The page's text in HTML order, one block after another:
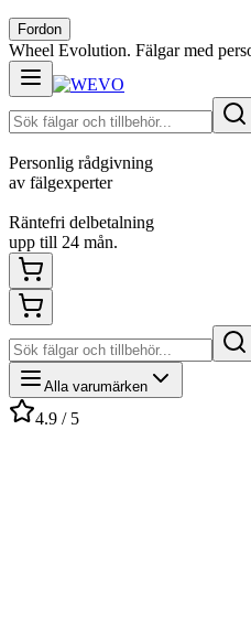
Fordon
Wheel Evolution. Fälgar med
Personlig rådgivning
av fälgexperter
Räntefri delbetalning
upp till 24 mån.
Alla varumärken
4.9 / 5